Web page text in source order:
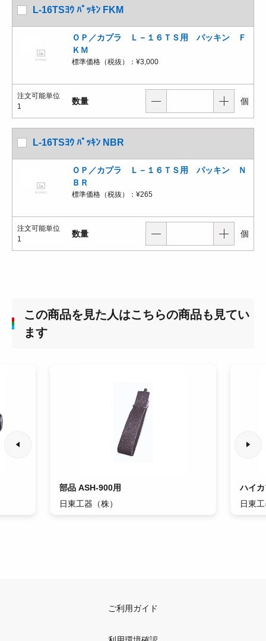
L-16TSﾖｳ ﾊﾟｯｷﾝ FKM
ＯＰ／カプラ Ｌ－１６ＴＳ用 パッキン Ｆ
ＫＭ
標準価格（税抜）： ¥3,000
注文可能単位
1
数量 個
L-16TSﾖｳ ﾊﾟｯｷﾝ NBR
ＯＰ／カプラ Ｌ－１６ＴＳ用 パッキン Ｎ
ＢＲ
標準価格（税抜）： ¥265
注文可能単位
1
数量 個
この商品を見た人はこちらの商品も見てい
ます
部品 ASH-900用
日東工器（株）
ハイ
日東
ご利用ガイド